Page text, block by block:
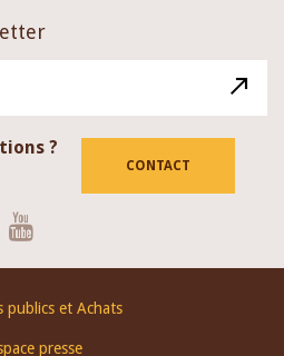
?
CONTACT
publics et Achats
presse